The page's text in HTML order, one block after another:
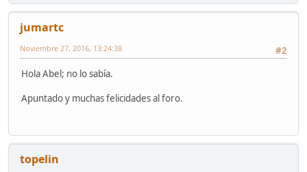
jumartc
#2
Noviembre 27, 2016, 13:24:38
Hola Abel; no lo sabía.
Apuntado y muchas felicidades al foro.
topelin